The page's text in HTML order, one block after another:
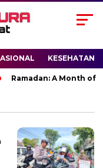
KESEHATAN
Ramadan: A Month of